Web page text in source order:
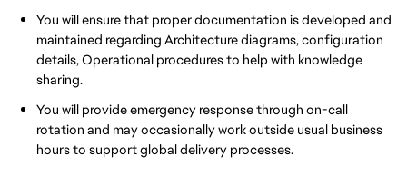
You will ensure that proper documentation is developed and
maintained regarding Architecture diagrams, configuration
details, Operational procedures to help with knowledge
sharing.
You will provide emergency response through on-call
rotation and may occasionally work outside usual business
hours to support global delivery processes.